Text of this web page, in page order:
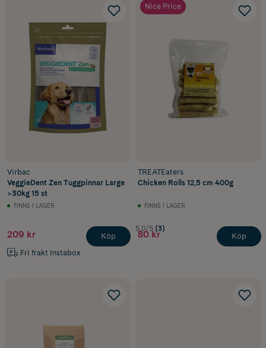
Virbac
VeggieDent Zen Tuggpinnar Large
>30kg 15 st
FINNS I LAGER
209 kr
Fri frakt Instabox
Köp
Nice Price
TREATEaters
Chicken Rolls 12,5 cm 400g
FINNS I LAGER
5.0/5 (3)
80 kr Köp